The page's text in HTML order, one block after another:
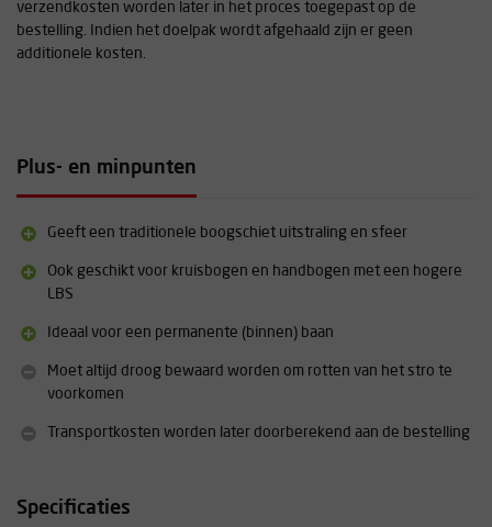
verzendkosten worden later in het proces toegepast op de
bestelling. Indien het doelpak wordt afgehaald zijn er geen
additionele kosten.
Plus- en minpunten
Geeft een traditionele boogschiet uitstraling en sfeer
Ook geschikt voor kruisbogen en handbogen met een hogere
LBS
Ideaal voor een permanente (binnen) baan
Moet altijd droog bewaard worden om rotten van het stro te
voorkomen
Transportkosten worden later doorberekend aan de bestelling
Specificaties